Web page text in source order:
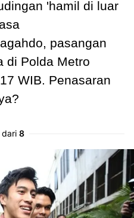
'hamil di luar
pasangan
di Polda Metro
WIB. Penasaran
dari 8